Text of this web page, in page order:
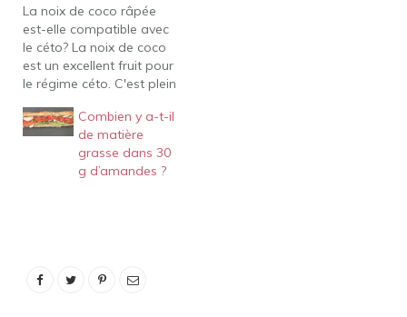
La noix de coco râpée
est-elle compatible avec
le céto? La noix de coco
est un excellent fruit pour
le régime céto. C'est plein
parle d'un énorme 33g
pour 100g de noix de
coco râpée ! Il contient
même une bonne
Combien y a-t-il
de matière
grasse dans 30
g d’amandes ?